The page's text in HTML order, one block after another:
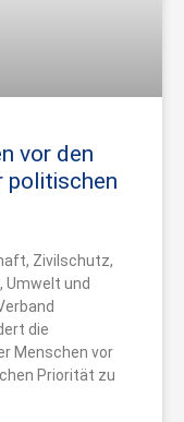
vor den
politischen
Zivilschutz,
Umwelt und
die
Menschen vor
Priorität zu